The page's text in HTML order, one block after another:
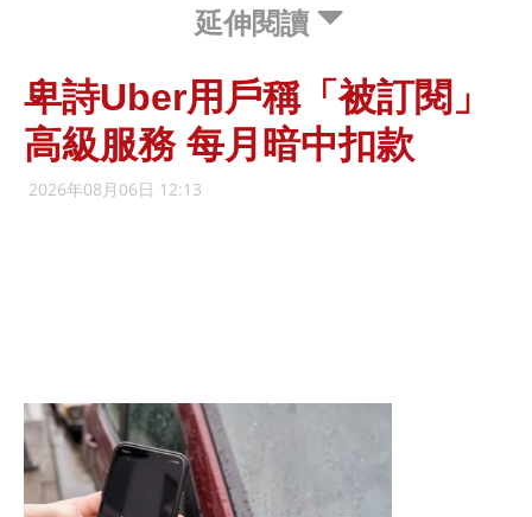
延伸閱讀
卑詩Uber用戶稱「被訂閱」
高級服務 每月暗中扣款
2026年08月06日 12:13